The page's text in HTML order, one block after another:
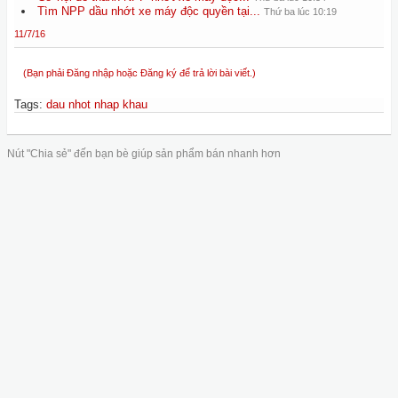
Tìm NPP dầu nhớt xe máy độc quyền tại... Thứ ba lúc 10:19
11/7/16
(Bạn phải Đăng nhập hoặc Đăng ký để trả lời bài viết.)
Tags: dau nhot nhap khau
Nút "Chia sẻ" đến bạn bè giúp sản phẩm bán nhanh hơn